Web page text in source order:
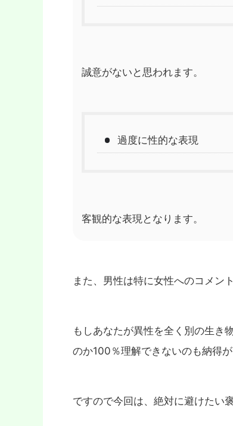
誠意がないと思われます。
過度に性的な表現
客観的な表現となります。
また、男性は特に女性へのコメン
もしあなたが異性を全く別の生き
のか100％理解できないのも納得が
ですので今回は、絶対に避けたい